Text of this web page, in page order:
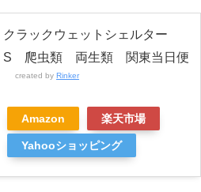
クラックウェットシェルター
S 爬虫類 両生類 関東当日便
created by Rinker
Amazon 楽天市場
Yahooショッピング